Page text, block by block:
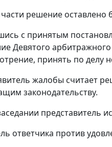
решение оставлено
с принятым
Девятого
принять по делу
жалобы считает
законодательству.
представитель
ответчика против